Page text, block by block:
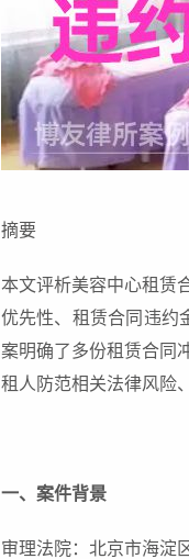
摘要
本文评析美容中心租赁
优先性、租赁合同违约
案明确了多份租赁合同
租人防范相关法律风险
一、案件背景
审理法院：北京市海淀